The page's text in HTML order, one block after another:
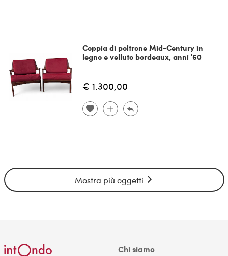
Coppia di poltrone Mid-Century in
legno e velluto bordeaux, anni '60
€ 1.300,00
Mostra più oggetti
Chi siamo